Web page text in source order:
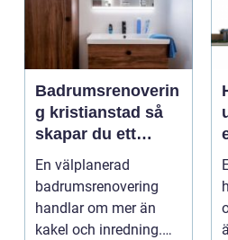
Badrumsrenoverin
g kristianstad så
skapar du ett
funktionellt och
hållbart badrum
En välplanerad
badrumsrenovering
handlar om mer än
kakel och inredning.